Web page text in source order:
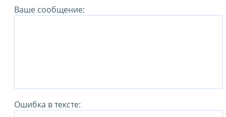
Ваше сообщение:
Ошибка в тексте: